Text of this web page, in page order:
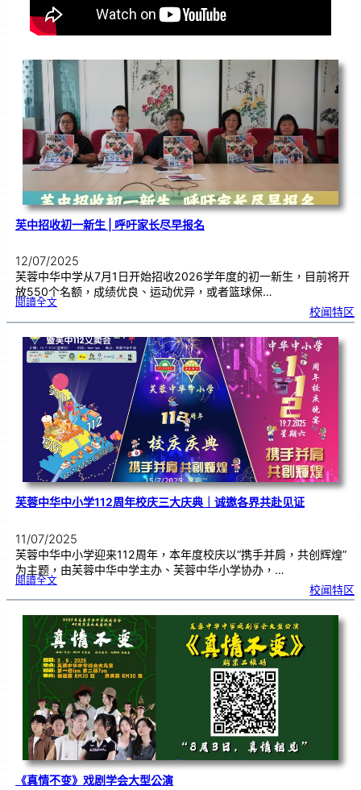
芙中招收初一新生 | 呼吁家长尽早报名
12/07/2025
芙蓉中华中学从7月1日开始招收2026学年度的初一新生，目前将开
放550个名额，成绩优良、运动优异，或者篮球保…
閱讀全文:芙
收
一
新
生
|呼
吁
长
尽
早
报
名
校闻特区
芙蓉中华中小学112周年校庆三大庆典｜诚邀各界共赴见证
11/07/2025
芙蓉中华中小学迎来112周年，本年度校庆以“携手并肩，共创辉煌”
为主题，由芙蓉中华中学主办、芙蓉中华小学协办，…
閱讀全文:芙
华
小
学
11
2
周
年
校
庆
三
大
庆
典
邀
各
界
共
赴
见
证
校闻特区
《真情不变》戏剧学会大型公演